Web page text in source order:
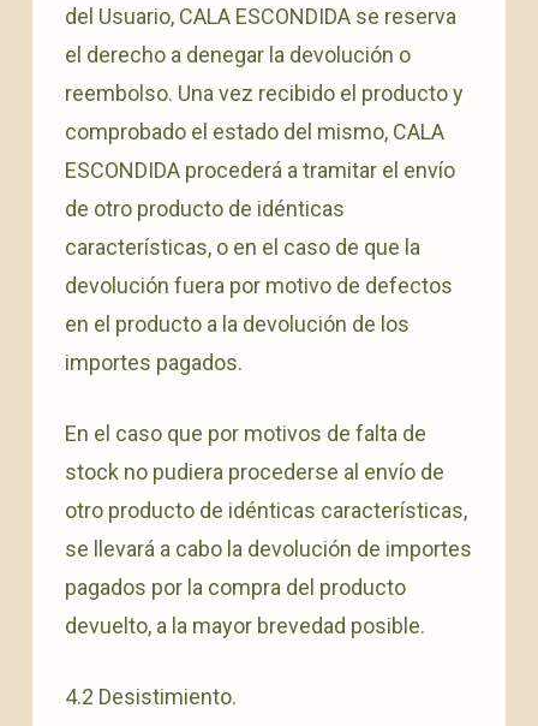
del Usuario, CALA ESCONDIDA se reserva
el derecho a denegar la devolución o
reembolso. Una vez recibido el producto y
comprobado el estado del mismo, CALA
ESCONDIDA procederá a tramitar el envío
de otro producto de idénticas
características, o en el caso de que la
devolución fuera por motivo de defectos
en el producto a la devolución de los
importes pagados.
En el caso que por motivos de falta de
stock no pudiera procederse al envío de
otro producto de idénticas características,
se llevará a cabo la devolución de importes
pagados por la compra del producto
devuelto, a la mayor brevedad posible.
4.2 Desistimiento.